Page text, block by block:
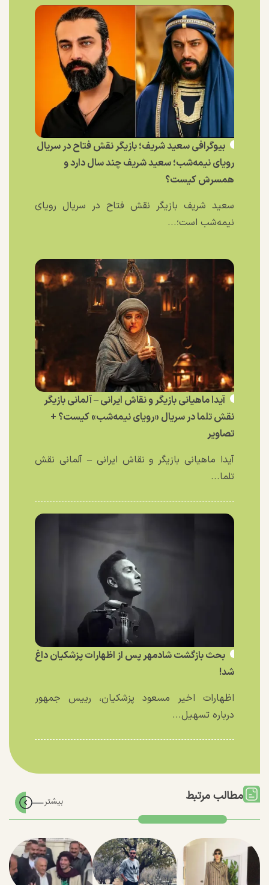
بیوگرافی سعید شریف؛ بازیگر نقش فتاح در سریال
رویای نیمه‌شب؛ سعید شریف چند سال دارد و
همسرش کیست؟
سعید شریف بازیگر نقش فتاح در سریال رویای
نیمه‌شب است؛...
آیدا ماهیانی بازیگر و نقاش ایرانی – آلمانی بازیگر
نقش تلما در سریال «رویای نیمه‌شب» کیست؟ +
تصاویر
آیدا ماهیانی بازیگر و نقاش ایرانی – آلمانی نقش
تلما...
بحث بازگشت شادمهر پس از اظهارات پزشکیان داغ
شد!
اظهارات اخیر مسعود پزشکیان، رییس جمهور
درباره تسهیل...
مطالب مرتبط